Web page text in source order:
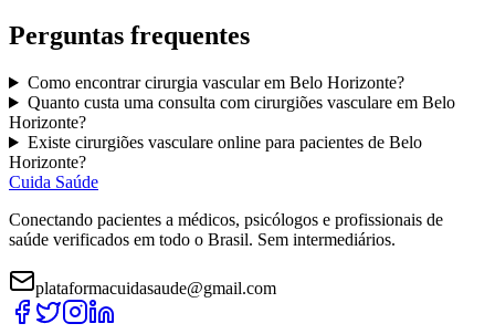
Perguntas frequentes
Como encontrarcirurgia vascularem Belo Horizonte?
Quanto custa uma consulta com cirurgiões vasculareem Belo
Horizonte?
Existe cirurgiões vasculareonline para pacientes de Belo
Horizonte?
Cuida Saúde
Conectando pacientes a médicos, psicólogos e profissionais de
saúde verificados em todo o Brasil. Sem intermediários.
plataformacuidasaude@gmail.com